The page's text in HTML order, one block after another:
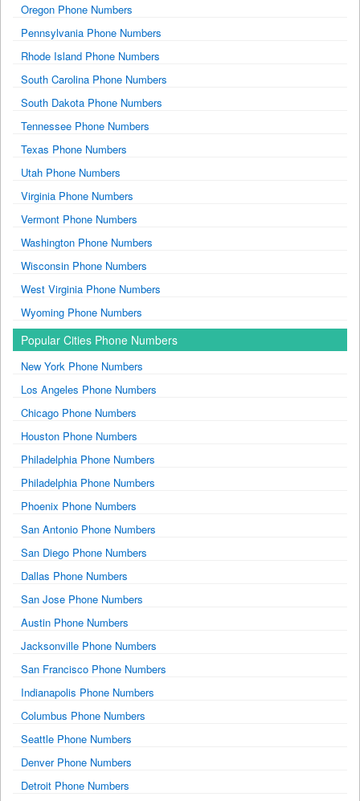
Oregon Phone Numbers
Pennsylvania Phone Numbers
Rhode Island Phone Numbers
South Carolina Phone Numbers
South Dakota Phone Numbers
Tennessee Phone Numbers
Texas Phone Numbers
Utah Phone Numbers
Virginia Phone Numbers
Vermont Phone Numbers
Washington Phone Numbers
Wisconsin Phone Numbers
West Virginia Phone Numbers
Wyoming Phone Numbers
Popular Cities Phone Numbers
New York Phone Numbers
Los Angeles Phone Numbers
Chicago Phone Numbers
Houston Phone Numbers
Philadelphia Phone Numbers
Philadelphia Phone Numbers
Phoenix Phone Numbers
San Antonio Phone Numbers
San Diego Phone Numbers
Dallas Phone Numbers
San Jose Phone Numbers
Austin Phone Numbers
Jacksonville Phone Numbers
San Francisco Phone Numbers
Indianapolis Phone Numbers
Columbus Phone Numbers
Seattle Phone Numbers
Denver Phone Numbers
Detroit Phone Numbers